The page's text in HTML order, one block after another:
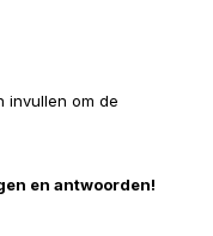
invullen om de